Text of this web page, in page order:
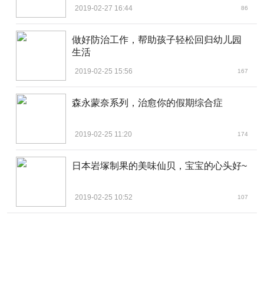
2019-02-27 16:44 86
做好防治工作，帮助孩子轻松回归幼儿园
生活
2019-02-25 15:56 167
森永蒙奈系列，治愈你的假期综合症
2019-02-25 11:20 174
日本岩塚制果的美味仙贝，宝宝的心头好~
2019-02-25 10:52 107